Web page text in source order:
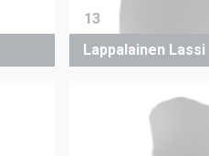
13
Lappalainen Lassi